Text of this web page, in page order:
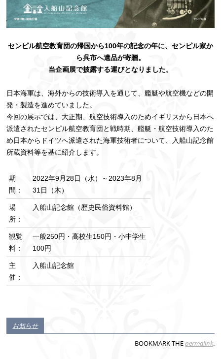
センピル航空教育団の帰国から100年の記念の年に、センピル家か
ら呉市へ遺品が寄贈。
当企画展で披露する運びとなりました。
日本海軍は、海外からの技術導入を通じて、艦艇や航空機などの開
発・製造を進めていました。
今回の展示では、大正期、航空技術導入のためイギリスから日本へ
派遣されたセンピル航空教育団と戦時期、艦艇・航空技術導入のた
め日本からドイツへ派遣された海軍技術者について、入船山記念館
所蔵資料等を基に紹介します。
期
間：
2022年9月28日（水）～2023年8月
31日（木）
場
所：
入船山記念館（歴史民俗資料館）
観覧
料：
一般250円・高校生150円・小中学生
100円
主
催：
入船山記念館
お知らせ
BOOKMARK THEpermalink.